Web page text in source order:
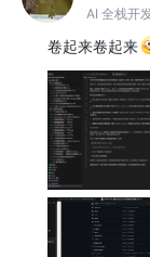
AI 全栈开
卷起来卷起来